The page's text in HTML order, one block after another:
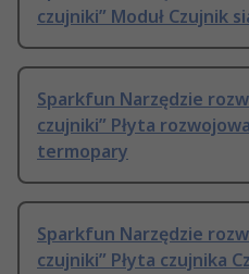
czujniki” Moduł Czujnik
Sparkfun Narzędzie
czujniki” Płyta
termopary
Sparkfun Narzędzie
czujniki” Płyta czujnika